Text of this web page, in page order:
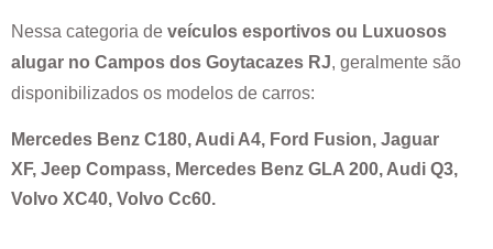
Nessa categoria de veículos esportivos ou Luxuosos
alugar no Campos dos Goytacazes RJ, geralmente são
disponibilizados os modelos de carros:
Mercedes Benz C180, Audi A4, Ford Fusion, Jaguar
XF, Jeep Compass, Mercedes Benz GLA 200, Audi Q3,
Volvo XC40, Volvo Cc60.